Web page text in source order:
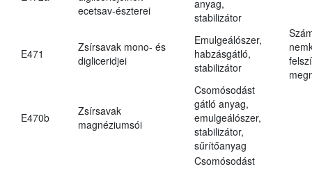
ecetsav-észterei
anyag,
stabilizátor
E471
Zsírsavak mono- és
digliceridjei
Emulgeálószer,
habzásgátló,
stabilizátor
E470b
Zsírsavak
magnéziumsói
Csomósodást
gátló anyag,
emulgeálószer,
stabilizátor,
sűrítőanyag
Csomósodást